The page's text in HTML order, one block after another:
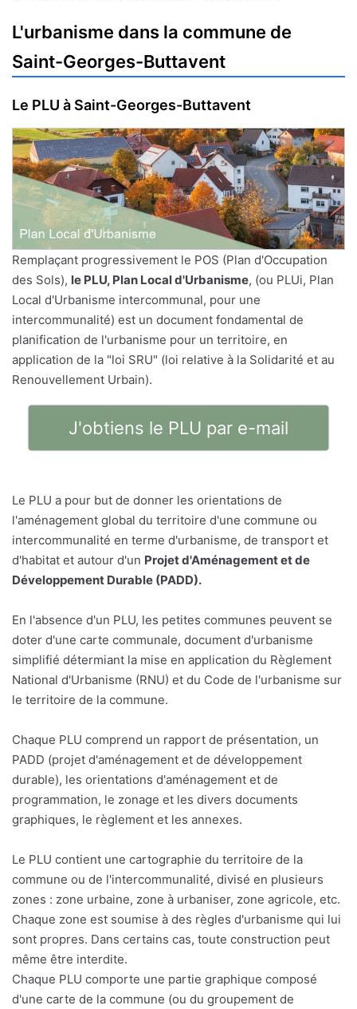
L'urbanisme dans la commune de
Saint-Georges-Buttavent
Le PLU à Saint-Georges-Buttavent
Remplaçant progressivement le POS (Plan d'Occupation
des Sols), le PLU, Plan Local d'Urbanisme, (ou PLUi, Plan
Local d'Urbanisme intercommunal, pour une
intercommunalité) est un document fondamental de
planification de l'urbanisme pour un territoire, en
application de la "loi SRU" (loi relative à la Solidarité et au
Renouvellement Urbain).
J'obtiens le PLU par e-mail
Le PLU a pour but de donner les orientations de
l'aménagement global du territoire d'une commune ou
intercommunalité en terme d'urbanisme, de transport et
d'habitat et autour d'un Projet d'Aménagement et de
Développement Durable (PADD).
En l'absence d'un PLU, les petites communes peuvent se
doter d'une carte communale, document d'urbanisme
simplifié détermiant la mise en application du Règlement
National d'Urbanisme (RNU) et du Code de l'urbanisme sur
le territoire de la commune.
Chaque PLU comprend un rapport de présentation, un
PADD (projet d'aménagement et de développement
durable), les orientations d'aménagement et de
programmation, le zonage et les divers documents
graphiques, le règlement et les annexes.
Le PLU contient une cartographie du territoire de la
commune ou de l'intercommunalité, divisé en plusieurs
zones : zone urbaine, zone à urbaniser, zone agricole, etc.
Chaque zone est soumise à des règles d'urbanisme qui lui
sont propres. Dans certains cas, toute construction peut
même être interdite.
Chaque PLU comporte une partie graphique composé
d'une carte de la commune (ou du groupement de